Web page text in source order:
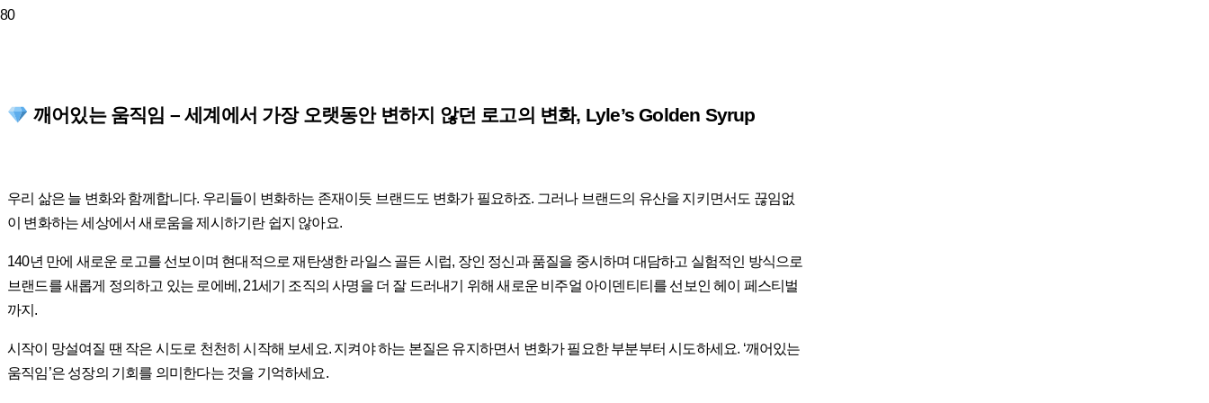
깨어있는 움직임 – 세계에서 가장 오랫동안 변하지 않던 로고의 변화, Lyle’s Golden Syrup
우리 삶은 늘 변화와 함께합니다. 우리들이 변화하는 존재이듯 브랜드도 변화가 필요하죠. 그러나 브랜드의 유산을 지키면서도 끊임없
이 변화하는 세상에서 새로움을 제시하기란 쉽지 않아요.
140년 만에 새로운 로고를 선보이며 현대적으로 재탄생한 라일스 골든 시럽, 장인 정신과 품질을 중시하며 대담하고 실험적인 방식으로
브랜드를 새롭게 정의하고 있는 로에베, 21세기 조직의 사명을 더 잘 드러내기 위해 새로운 비주얼 아이덴티티를 선보인 헤이 페스티벌
까지.
시작이 망설여질 땐 작은 시도로 천천히 시작해 보세요. 지켜야 하는 본질은 유지하면서 변화가 필요한 부분부터 시도하세요. ‘깨어있는
움직임’은 성장의 기회를 의미한다는 것을 기억하세요.